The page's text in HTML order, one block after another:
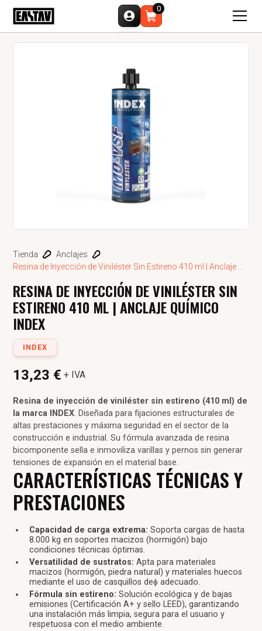
0
Tienda
Anclajes
Resina de Inyección de Viniléster Sin Estireno 410 ml | Anclaje
RESINA DE INYECCIÓN DE VINILÉSTER SIN
ESTIRENO 410 ML | ANCLAJE QUÍMICO
INDEX
INDEX
13,23 € + IVA
Resina de inyección de viniléster sin estireno (410 ml) de
la marca INDEX. Diseñada para fijaciones estructurales de
altas prestaciones y máxima seguridad en el sector de la
construcción e industrial. Su fórmula avanzada de resina
bicomponente sella e inmoviliza varillas y pernos sin generar
tensiones de expansión en el material base.
CARACTERÍSTICAS TÉCNICAS Y
PRESTACIONES
Capacidad de carga extrema: Soporta cargas de hasta
8.000 kg en soportes macizos (hormigón) bajo
condiciones técnicas óptimas.
Versatilidad de sustratos: Apta para materiales
macizos (hormigón, piedra natural) y materiales huecos
mediante el uso de casquillos deɸ adecuado.
Fórmula sin estireno: Solución ecológica y de bajas
emisiones (Certificación A+ y sello LEED), garantizando
una instalación más limpia, segura para el usuario y
respetuosa con el medio ambiente.